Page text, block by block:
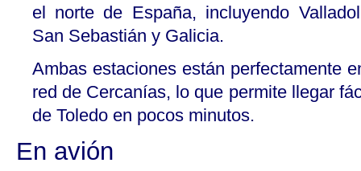
el norte de España, incluyendo
San Sebastián y Galicia.
Ambas estaciones están perfectamente
red de Cercanías, lo que permite llegar
de Toledo en pocos minutos.
En avión